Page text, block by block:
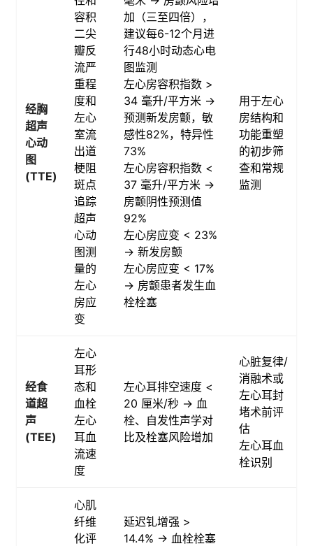
经胸
超声
心动
图
(TTE)
容积
二尖
瓣反
流严
重程
度和
左心
室流
出道
梗阻
斑点
追踪
超声
心动
图测
量的
左心
房应
变
加（三至四倍），
建议每6-12个月进
行48小时动态心电
图监测
左心房容积指数 >
34 毫升/平方米 →
预测新发房颤，敏
感性82%，特异性
73%
左心房容积指数 <
37 毫升/平方米 →
房颤阴性预测值
92%
左心房应变 < 23%
→ 新发房颤
左心房应变 < 17%
→ 房颤患者发生血
栓栓塞
用于左心
房结构和
功能重塑
的初步筛
查和常规
监测
经食
道超
声
(TEE)
左心
耳形
态和
血栓
左心
耳血
流速
度
左心耳排空速度 <
20 厘米/秒 → 血
栓、自发性声学对
比及栓塞风险增加
心脏复律/
消融术或
左心耳封
堵术前评
估
左心耳血
栓识别
心肌
纤维
化评
延迟钆增强 >
14.4% → 血栓栓塞